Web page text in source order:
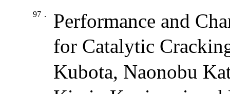
97．
Performance and
for Catalytic
Kubota, Naonobu